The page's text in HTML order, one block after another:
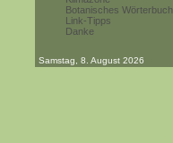
Botanisches Wörterbuch
Link-Tipps
Danke
Samstag, 8. August 2026